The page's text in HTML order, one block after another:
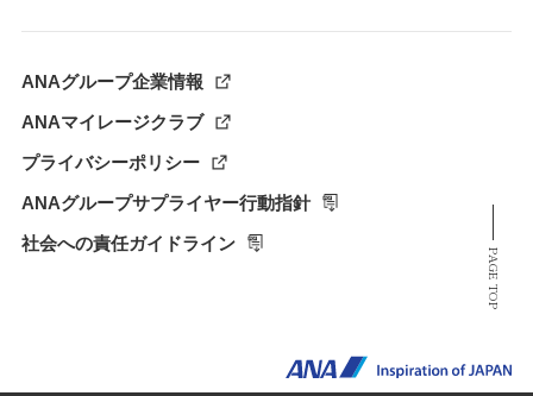
PAGE TOP
ANAグループ企業情報
ANAマイレージクラブ
プライバシーポリシー
ANAグループサプライヤー行動指針
社会への責任ガイドライン